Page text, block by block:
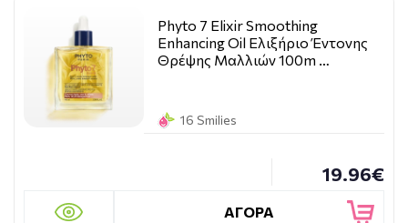
Phyto 7 Elixir Smoothing
Enhancing Oil Ελιξήριο Έντονης
Θρέψης Μαλλιών 100m …
16 Smilies
19.96€
ΑΓΟΡΑ